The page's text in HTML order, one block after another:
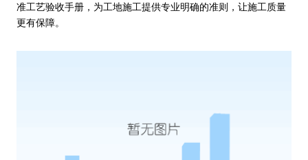
准工艺验收手册，为工地施工提供专业明确的准则，让施工质量
更有保障。